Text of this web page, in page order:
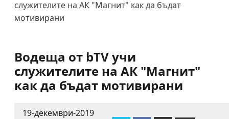
служителите на АК "Магнит" как да бъдат
мотивирани
Водеща от bTV учи
служителите на АК "Магнит"
как да бъдат мотивирани
19-декември-2019